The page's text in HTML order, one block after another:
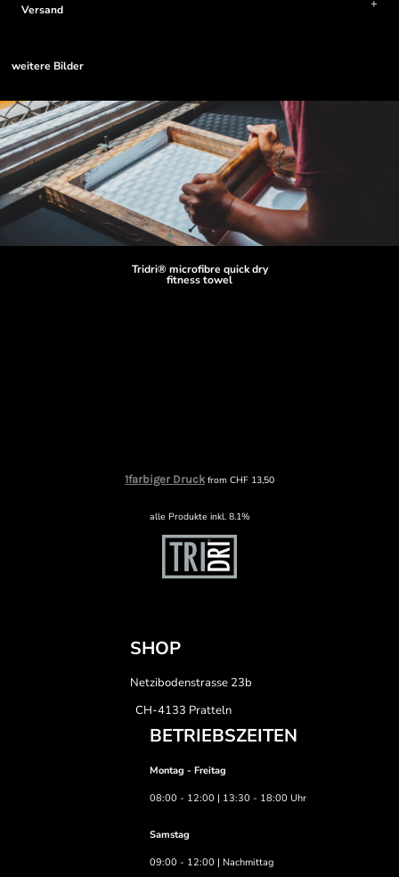
Versand
weitere Bilder
Tridri® microfibre quick dry
fitness towel
1farbiger Druckfrom CHF 13,50
alle Produkte inkl. 8.1%
SHOP
Netzibodenstrasse 23b
CH-4133 Pratteln
BETRIEBSZEITEN
Montag - Freitag
08:00 - 12:00 | 13:30 - 18:00 Uhr
Samstag
09:00 - 12:00 | Nachmittag